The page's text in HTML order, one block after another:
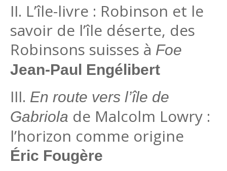
II. L’île-livre : Robinson et le
savoir de l’île déserte, des
Robinsons suisses à Foe
Jean-Paul Engélibert
III. En route vers l’île de
Gabriola de Malcolm Lowry :
l’horizon comme origine
Éric Fougère